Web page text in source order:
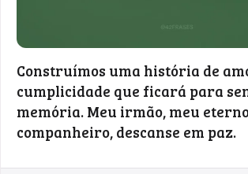
Construímos uma história de
cumplicidade que ficará para
memória. Meu irmão, meu
companheiro, descanse em paz.